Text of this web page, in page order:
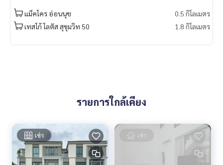
✨ เราดูแลรับ ‘ฝากขาย’ ไม่มีค่าใช้จ่าย
ดูแลโดยผู้เชี่ยวชาญประจำพื้นที่
ช่วยวางแผน ให้ข้อมูล รักษาผลประโยชน์
ดูแลตั้งแต่ต้นจนจบกระบวนการขาย
Website : https://homerealestate.co.th
Facebook : HOME - Real Estate Services
IG : homerealestateservices
Tiktok : homerealestateservices
แม็คโคร อ่อนนุช
0.5 กิโลเมตร
เทสโก้ โลตัส สุขุมวิท 50
1.8 กิโลเมตร
รายการใกล้เคียง
เช่า เช่า